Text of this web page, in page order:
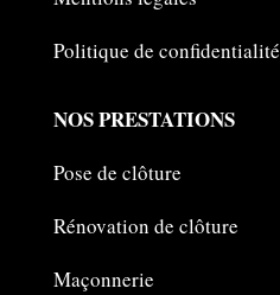
Politique de confidentialité
NOS PRESTATIONS
Pose de clôture
Rénovation de clôture
Maçonnerie